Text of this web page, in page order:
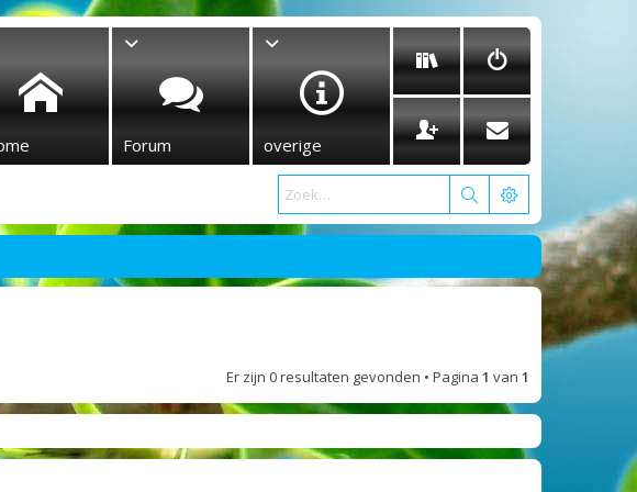
Forum overige
Er zijn 0 resultaten gevonden • Pagina 1 van 1